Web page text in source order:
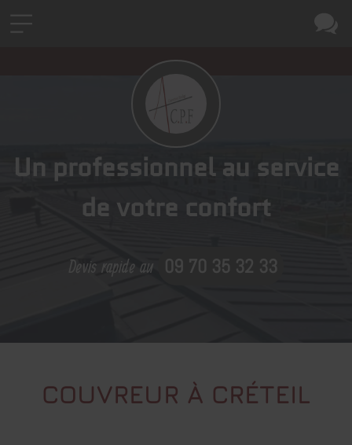
Un professionnel au service
de votre confort
Devis rapide au 09 70 35 32 33
COUVREUR À CRÉTEIL